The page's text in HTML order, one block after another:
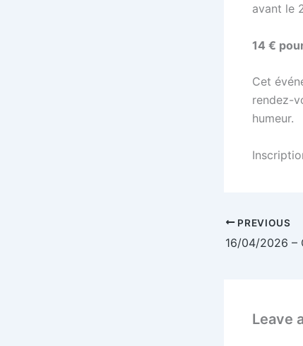
avant le
14 €
Cet
rendez-
humeur.
PREVIOUS
Leave